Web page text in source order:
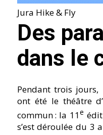
Jura Hike & Fly
Des parapentes
dans le
Pendant trois
ont été le théâtre
commun : la 11e
s’est déroulée du 3